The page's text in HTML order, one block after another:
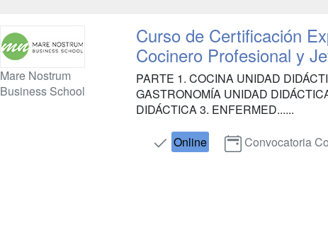
Mare Nostrum
Business School
Curso de Certificación
Cocinero Profesional y
PARTE 1. COCINA UNIDAD
GASTRONOMÍA UNIDAD
DIDÁCTICA 3. ENFERMED......
Online
Convocatoria